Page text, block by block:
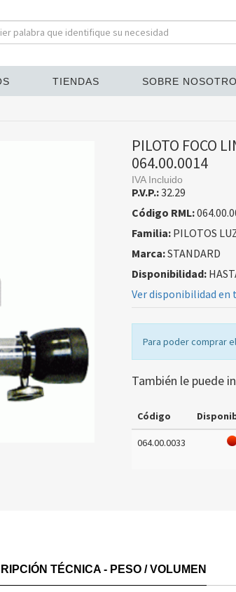
TIENDAS SOBRE
PILOTO FOCO
064.00.0014
IVA Incluido
P.V.P.:32.29
Código RML:
Familia:PILOTOS
Marca:STANDARD
Disponibilidad:
Ver disponibilidad en
Para poder comprar
También le puede
Código
064.00.0033
TÉCNICA - PESO / VOLUMEN